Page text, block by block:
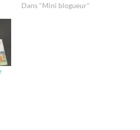
Dans "Mini blogueur"